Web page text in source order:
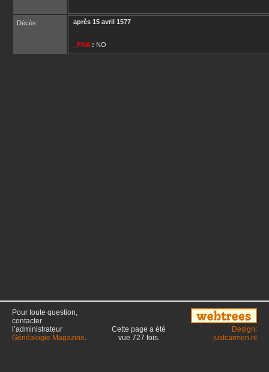
Décès après 15 avril 1577
_FNA : NO
Pour toute question,
contacter
l’administrateur
Généalogie Magazine.
Cette page a été
vue 727 fois.
Design:
justcarmen.nl